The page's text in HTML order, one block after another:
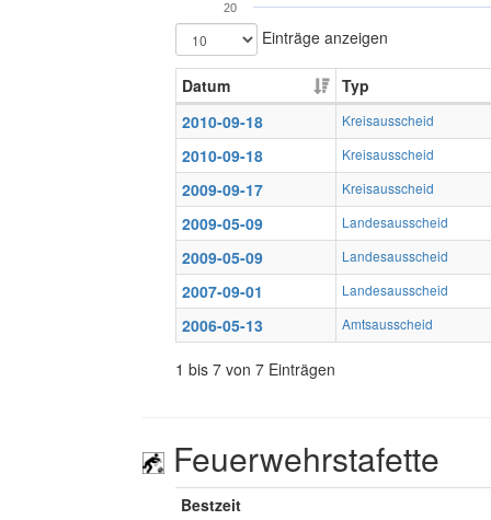
20
Einträge anzeigen
Datum
Typ
2010-09-18
Kreisausscheid
2010-09-18 Kreisausscheid
2009-09-17 Kreisausscheid
2009-05-09 Landesausscheid
2009-05-09 Landesausscheid
2007-09-01 Landesausscheid
2006-05-13 Amtsausscheid
1 bis 7 von 7 Einträgen
Feuerwehrstafette
Bestzeit